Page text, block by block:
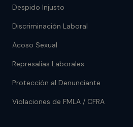
Despido Injusto
Discriminación Laboral
Acoso Sexual
Represalias Laborales
Protección al Denunciante
Violaciones de FMLA / CFRA